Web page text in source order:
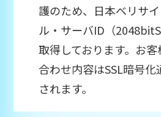
護のため、日本ベリサ
ル・サーバID（
取得しております。お
合わせ内容はSSL暗号
されます。